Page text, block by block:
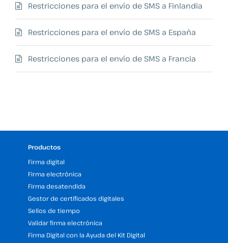
Restricciones para el envío de SMS a Finlandia
Restricciones para el envío de SMS a España
Restricciones para el envío de SMS a Francia
Productos
Firma digital
Firma electrónica
Firma desatendida
Gestor de certificados digitales
Sellos de tiempo
Validar firma electrónica
Firma Digital con la Ayuda del Kit Digital